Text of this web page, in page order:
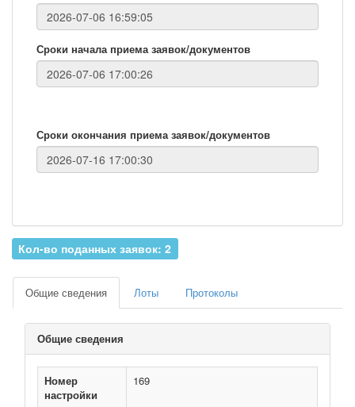
Сроки начала приема заявок/документов
Сроки окончания приема заявок/документов
Кол-во поданных заявок: 2
Общие сведения Лоты Протоколы
Общие сведения
Номер
настройки
169